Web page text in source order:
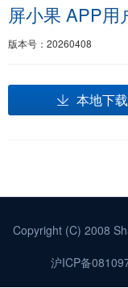
屏小果 APP用
版本号：20260408
本地下载
Copyright (C) 2008
沪ICP备